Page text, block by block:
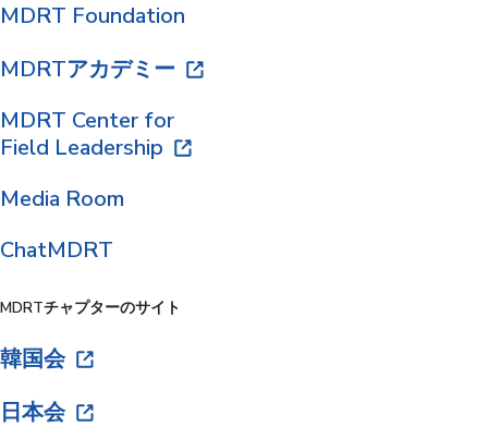
MDRT Foundation
MDRTアカデミー
MDRT Center for
Field Leadership
Media Room
ChatMDRT
MDRTチャプターのサイト
韓国会
日本会